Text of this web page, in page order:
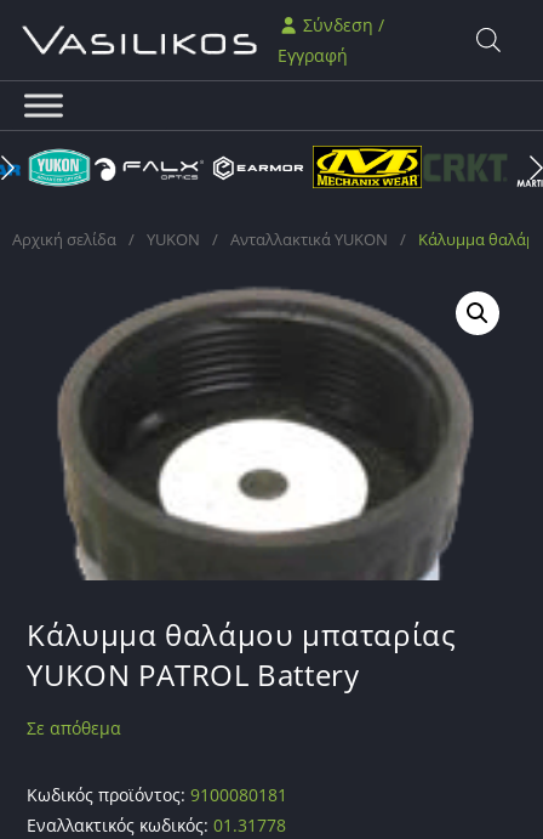
Σύνδεση /
Εγγραφή
Αρχική σελίδα / YUKON / Ανταλλακτικά YUKON / Κάλυμμα
Κάλυμμα θαλάμου μπαταρίας
YUKON PATROL Battery
Σε απόθεμα
Κωδικός προϊόντος:9100080181
Εναλλακτικός κωδικός:01.31778